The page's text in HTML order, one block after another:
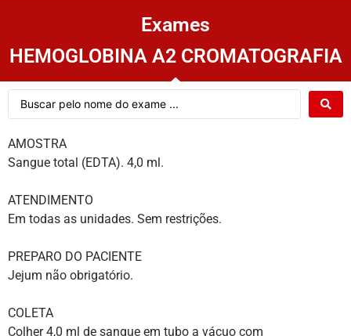
Exames
HEMOGLOBINA A2 CROMATOGRAFIA
AMOSTRA
Sangue total (EDTA). 4,0 ml.
ATENDIMENTO
Em todas as unidades. Sem restrições.
PREPARO DO PACIENTE
Jejum não obrigatório.
COLETA
Colher 4,0 ml de sangue em tubo a vácuo com